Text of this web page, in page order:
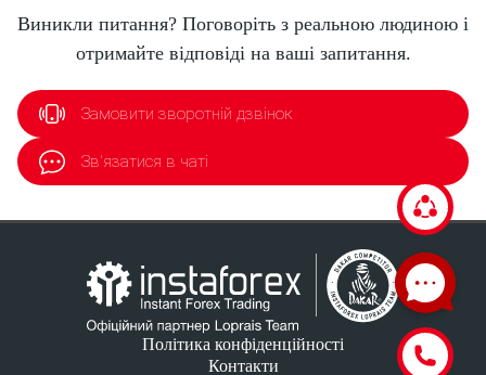
Виникли питання? Поговоріть з реальною людиною і
отримайте відповіді на ваші запитання.
Замовити зворотній дзвінок
Зв'язатися в чаті
Політика конфіденційності
Контакти